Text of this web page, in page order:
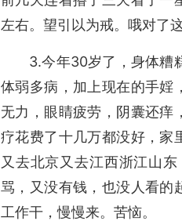
左右。望引以为戒。哦对了
3.今年30岁了，身体糟
体弱多病，加上现在的手婬
无力，眼睛疲劳，阴囊还痒
疗花费了十几万都没好，家
又去北京又去江西浙江山
骂，又没有钱，也没人看的
工作干，慢慢来。苦恼。